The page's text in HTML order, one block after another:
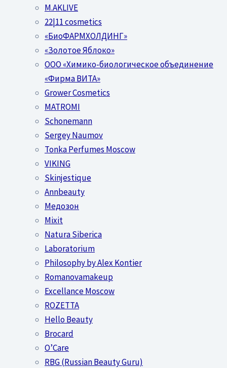
M.AKLIVE
22|11 cosmetics
«БиоФАРМХОЛДИНГ»
«Золотое Яблоко»
OOO «Химико-биологическое объединение
«Фирма ВИТА»
Grower Cosmetics
MATROMI
Schonemann
Sergey Naumov
Tonka Perfumes Moscow
VIKING
Skinjestique
Annbeauty
Медозон
Mixit
Natura Siberica
Laboratorium
Philosophy by Alex Kontier
Romanovamakeup
Excellance Moscow
ROZETTA
Hello Beauty
Brocard
O’Care
RBG (Russian Beauty Guru)